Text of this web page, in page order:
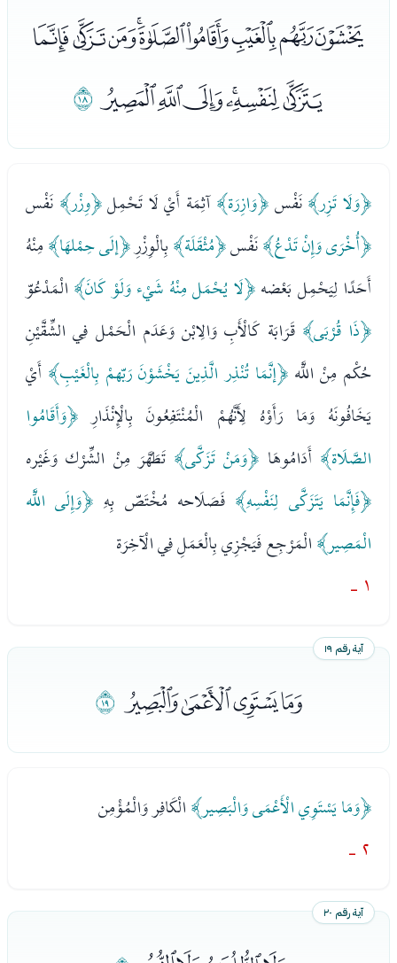
ﯷﯸﯹﯺﯻﯼﯽﯾﯿ
ﰀﰁﰂﰃﰄﰅﰆ
﴿وَلَا تَزِر﴾نَفْس﴿وَازِرَة﴾آثِمَة أَيْ لَا تَحْمِل﴿وِزْر﴾ نَفْس
﴿أُخْرَى وَإِنْ تَدْعُ﴾نَفْس﴿مُثْقَلَة﴾بِالْوِزْرِ﴿إلَى حِمْلهَا﴾مِنْهُ
أَحَدًا لِيَحْمِل بَعْضه﴿لَا يُحْمَل مِنْهُ شَيْء وَلَوْ كَانَ﴾ الْمَدْعُوّ
﴿ذَا قُرْبَى﴾ قَرَابَة كَالْأَبِ وَالِابْن وَعَدَم الْحَمْل فِي الشِّقَّيْنِ
حُكْم مِنْ اللَّه﴿إنَّمَا تُنْذِر الَّذِينَ يَخْشَوْنَ رَبّهمْ بِالْغَيْبِ﴾ أَيْ
يَخَافُونَهُ وَمَا رَأَوْهُ لِأَنَّهُمْ الْمُنْتَفِعُونَ بِالْإِنْذَارِ ﴿وَأَقَامُوا
الصَّلَاة﴾ أَدَامُوهَا ﴿وَمَنْ تَزَكَّى﴾ تَطَهَّرَ مِنْ الشِّرْك وَغَيْره
﴿فَإِنَّمَا يَتَزَكَّى لِنَفْسِهِ﴾ فَصَلَاحه مُخْتَصّ بِهِ ﴿وَإِلَى اللَّه
الْمَصِير﴾الْمَرْجِع فَيَجْزِي بِالْعَمَلِ فِي الْآخِرَة
١ -
آية رقم ١٩
ﭑﭒﭓﭔﭕ
﴿وَمَا يَسْتَوِي الْأَعْمَى وَالْبَصِير﴾الْكَافِر وَالْمُؤْمِن
٢ -
آية رقم ٢٠